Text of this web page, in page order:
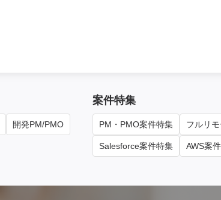
開発PM/PMO
案件特集
PM・PMO案件特集 フルリ
Salesforce案件特集 AWS案